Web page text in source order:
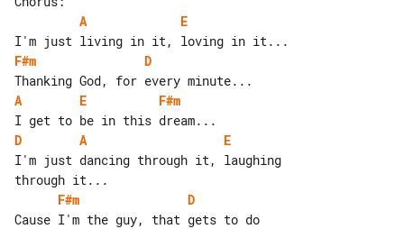
A
E
F#m
D
A
E
F#m
D
A
E
I'm just dancing through it, laughing
F#m
D
Cause I'm the guy, that gets to do